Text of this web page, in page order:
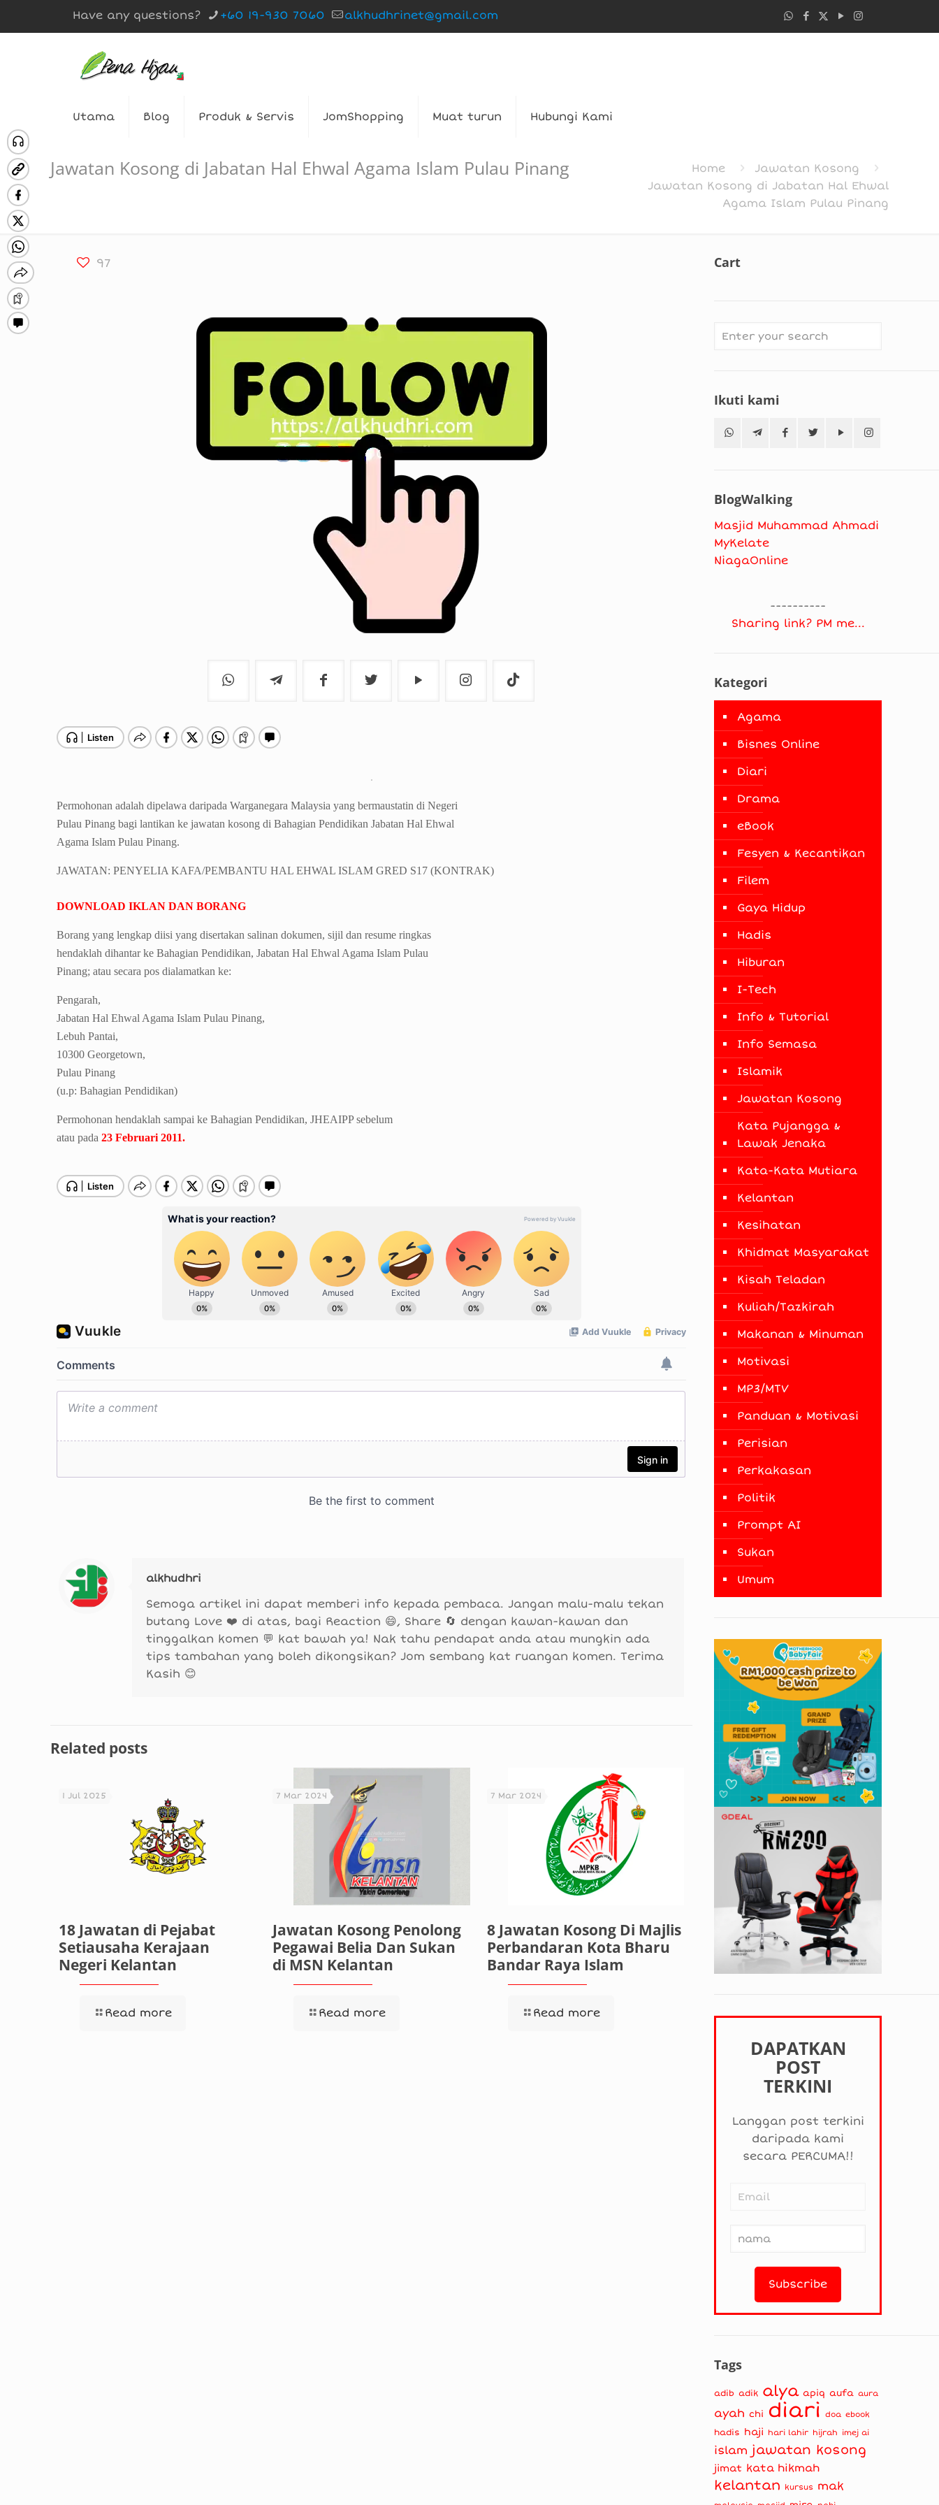
Have any questions? +60 19-930 7060 alkhudhrinet@gmail.com
Utama Blog Produk & Servis JomShopping Muat turun Hubungi Kami
Jawatan Kosong di Jabatan Hal Ehwal Agama Islam Pulau Pinang Home
Jawatan Kosong
Jawatan Kosong di Jabatan Hal Ehwal
Agama Islam Pulau Pinang
97
Permohonan adalah dipelawa daripada Warganegara Malaysia yang bermaustatin di Negeri
Pulau Pinang bagi lantikan ke jawatan kosong di Bahagian Pendidikan Jabatan Hal Ehwal
Agama Islam Pulau Pinang.
JAWATAN: PENYELIA KAFA/PEMBANTU HAL EHWAL ISLAM GRED S17 (KONTRAK)
DOWNLOAD IKLAN DAN BORANG
Borang yang lengkap diisi yang disertakan salinan dokumen, sijil dan resume ringkas
hendaklah dihantar ke Bahagian Pendidikan, Jabatan Hal Ehwal Agama Islam Pulau
Pinang; atau secara pos dialamatkan ke:
Pengarah,
Jabatan Hal Ehwal Agama Islam Pulau Pinang,
Lebuh Pantai,
10300 Georgetown,
Pulau Pinang
(u.p: Bahagian Pendidikan)
Permohonan hendaklah sampai ke Bahagian Pendidikan, JHEAIPP sebelum
atau pada 23 Februari 2011.
alkhudhri
Semoga artikel ini dapat memberi info kepada pembaca. Jangan malu-malu tekan
butang Love ❤️ di atas, bagi Reaction 😄, Share 🔄 dengan kawan-kawan dan
tinggalkan komen 💬 kat bawah ya! Nak tahu pendapat anda atau mungkin ada
tips tambahan yang boleh dikongsikan? Jom sembang kat ruangan komen. Terima
Kasih 😊
Related posts
1 Jul 2025
18 Jawatan di Pejabat
Setiausaha Kerajaan
Negeri Kelantan
Read more
7 Mar 2024
Jawatan Kosong Penolong
Pegawai Belia Dan Sukan
di MSN Kelantan
Read more
7 Mar 2024
8 Jawatan Kosong Di Majlis
Perbandaran Kota Bharu
Bandar Raya Islam
Read more
Cart
Ikuti kami
BlogWalking
Masjid Muhammad Ahmadi
MyKelate
NiagaOnline
----------
Sharing link? PM me...
Kategori
Agama
Bisnes Online
Diari
Drama
eBook
Fesyen & Kecantikan
Filem
Gaya Hidup
Hadis
Hiburan
I-Tech
Info & Tutorial
Info Semasa
Islamik
Jawatan Kosong
Kata Pujangga &
Lawak Jenaka
Kata-Kata Mutiara
Kelantan
Kesihatan
Khidmat Masyarakat
Kisah Teladan
Kuliah/Tazkirah
Makanan & Minuman
Motivasi
MP3/MTV
Panduan & Motivasi
Perisian
Perkakasan
Politik
Prompt AI
Sukan
Umum
DAPATKAN
POST
TERKINI
Langgan post terkini
daripada kami
secara PERCUMA!!
Tags
adib adik alya apiq aufa aura
ayah chi diari doa ebook
hadis haji hari lahir hijrah imej ai
islam jawatan kosong
jimat kata hikmah
kelantan kursus mak